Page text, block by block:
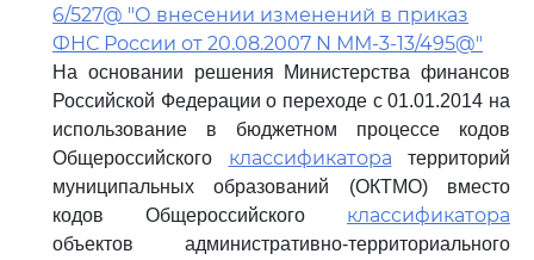
6/527@ "О внесении изменений в приказ
ФНС России от 20.08.2007 N ММ-3-13/495@"
На основании решения Министерства финансов
Российской Федерации о переходе с 01.01.2014 на
использование в бюджетном процессе кодов
Общероссийского классификатора территорий
муниципальных образований (ОКТМО) вместо
кодов Общероссийского классификатора
объектов административно-территориального